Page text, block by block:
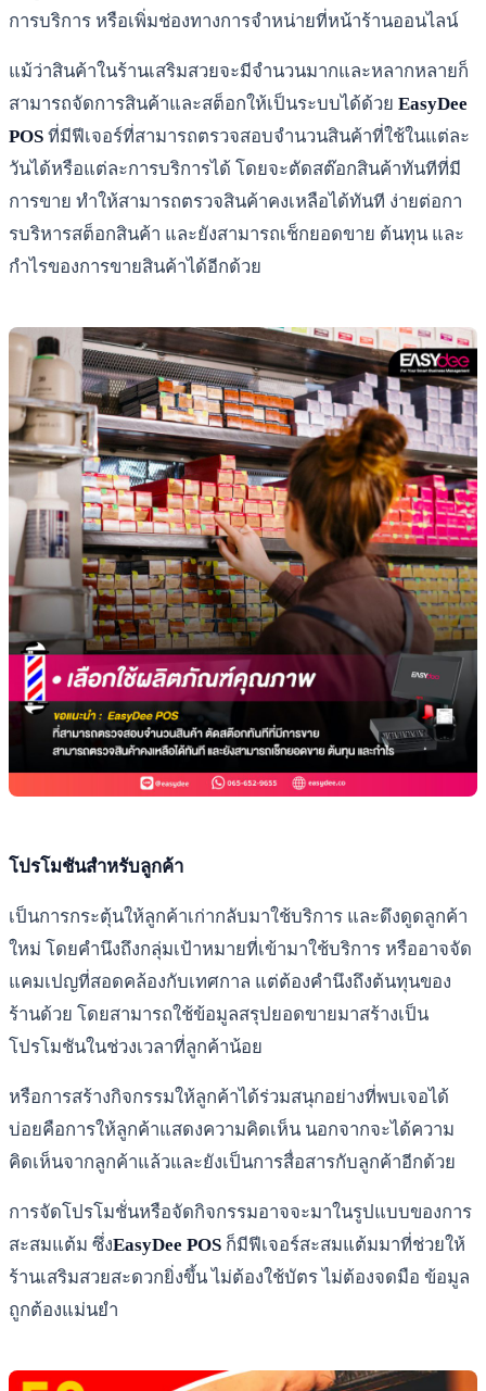
การบริการ หรือเพิ่มช่องทางการจำหน่ายที่หน้าร้านออนไลน์
แม้ว่าสินค้าในร้านเสริมสวยจะมีจำนวนมากและหลากหลายก็
สามารถจัดการสินค้าและสต็อกให้เป็นระบบได้ด้วย EasyDee
POS ที่มีฟีเจอร์ที่สามารถตรวจสอบจำนวนสินค้าที่ใช้ในแต่ละ
วันได้หรือแต่ละการบริการได้ โดยจะตัดสต๊อกสินค้าทันทีที่มี
การขาย ทำให้สามารถตรวจสินค้าคงเหลือได้ทันที ง่ายต่อกา
รบริหารสต็อกสินค้า และยังสามารถเช็กยอดขาย ต้นทุน และ
กำไรของการขายสินค้าได้อีกด้วย
โปรโมชันสำหรับลูกค้า
เป็นการกระตุ้นให้ลูกค้าเก่ากลับมาใช้บริการ และดึงดูดลูกค้า
ใหม่ โดยคำนึงถึงกลุ่มเป้าหมายที่เข้ามาใช้บริการ หรืออาจจัด
แคมเปญที่สอดคล้องกับเทศกาล แต่ต้องคำนึงถึงต้นทุนของ
ร้านด้วย โดยสามารถใช้ข้อมูลสรุปยอดขายมาสร้างเป็น
โปรโมชันในช่วงเวลาที่ลูกค้าน้อย
หรือการสร้างกิจกรรมให้ลูกค้าได้ร่วมสนุกอย่างที่พบเจอได้
บ่อยคือการให้ลูกค้าแสดงความคิดเห็น นอกจากจะได้ความ
คิดเห็นจากลูกค้าแล้วและยังเป็นการสื่อสารกับลูกค้าอีกด้วย
การจัดโปรโมชั่นหรือจัดกิจกรรมอาจจะมาในรูปแบบของการ
สะสมแต้ม ซึ่งEasyDee POS ก็มีฟีเจอร์สะสมแต้มมาที่ช่วยให้
ร้านเสริมสวยสะดวกยิ่งขึ้น ไม่ต้องใช้บัตร ไม่ต้องจดมือ ข้อมูล
ถูกต้องแม่นยำ